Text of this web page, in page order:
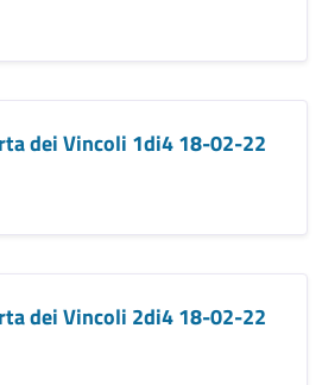
dei Vincoli 1di4 18-02-22
dei Vincoli 2di4 18-02-22